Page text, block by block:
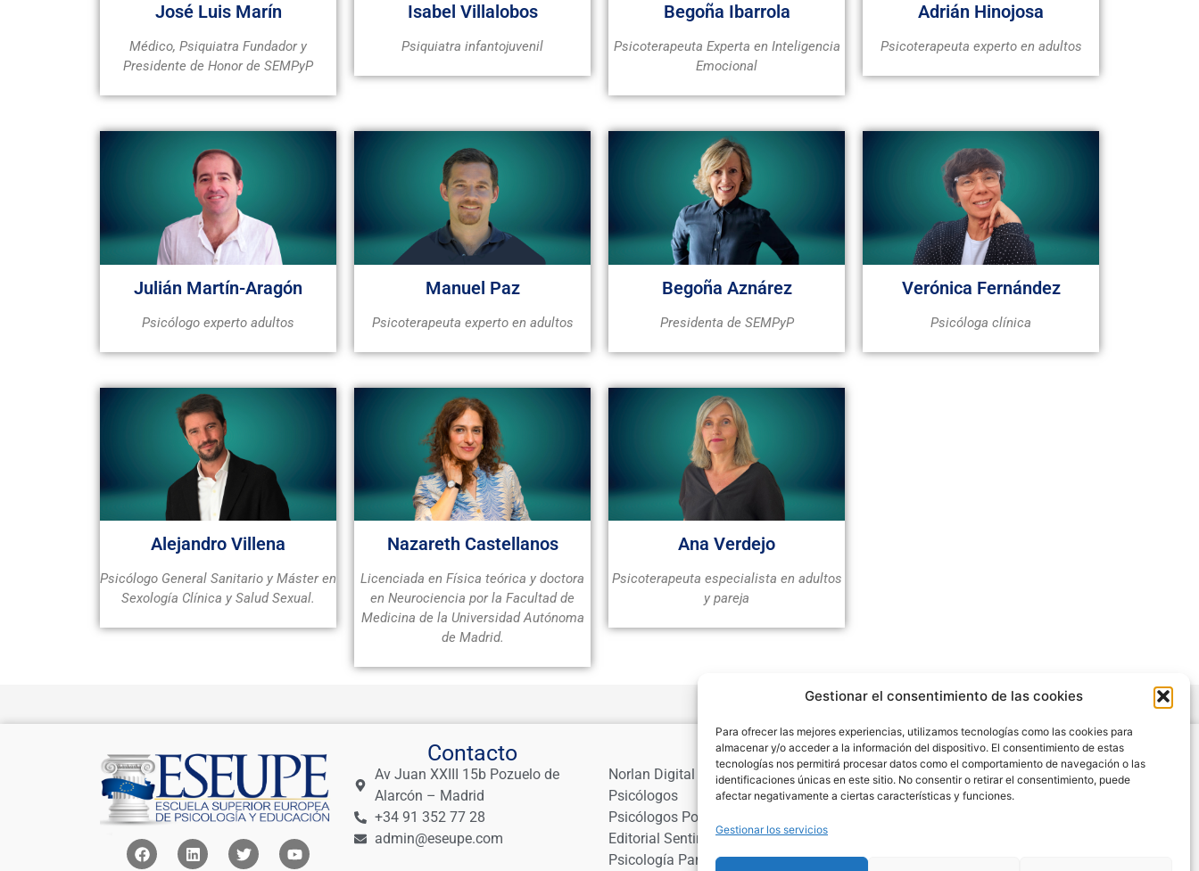
Gestionar el consentimiento de las cookies
Para ofrecer las mejores experiencias, utilizamos tecnologías como las cookies para
almacenar y/o acceder a la información del dispositivo. El consentimiento de estas
tecnologías nos permitirá procesar datos como el comportamiento de navegación o las
identificaciones únicas en este sitio. No consentir o retirar el consentimiento, puede
afectar negativamente a ciertas características y funciones.
Gestionar los servicios
José Luis Marín
Médico, Psiquiatra Fundador y
Presidente de Honor de SEMPyP
Isabel Villalobos
Psiquiatra infantojuvenil
Begoña Ibarrola
Psicoterapeuta Experta en Inteligencia
Emocional
Adrián Hinojosa
Psicoterapeuta experto en adultos
Julián Martín-Aragón
Psicólogo experto adultos
Manuel Paz
Psicoterapeuta experto en adultos
Begoña Aznárez
Presidenta de SEMPyP
Verónica Fernández
Psicóloga clínica
Alejandro Villena
Psicólogo General Sanitario y Máster en
Sexología Clínica y Salud Sexual.
Nazareth Castellanos
Licenciada en Física teórica y doctora
en Neurociencia por la Facultad de
Medicina de la Universidad Autónoma
de Madrid.
Ana Verdejo
Psicoterapeuta especialista en adultos
y pareja
Contacto
Av Juan XXIII 15b Pozuelo de
Alarcón – Madrid
+34 91 352 77 28
admin@eseupe.com
Links
Norlan Digital Marketing Para
Psicólogos
Psicólogos Pozuelo
Editorial Sentir
Psicología Para Tod@s
Legal
Condiciones de Uso y Venta
Aviso Legal